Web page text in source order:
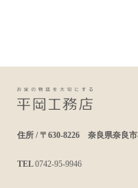
住所 / 〒630-8226 奈良県奈良
TEL0742-95-9946